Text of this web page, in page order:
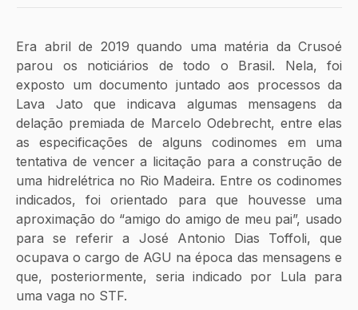
Era abril de 2019 quando uma matéria da Crusoé
parou os noticiários de todo o Brasil. Nela, foi
exposto um documento juntado aos processos da
Lava Jato que indicava algumas mensagens da
delação premiada de Marcelo Odebrecht, entre elas
as especificações de alguns codinomes em uma
tentativa de vencer a licitação para a construção de
uma hidrelétrica no Rio Madeira. Entre os codinomes
indicados, foi orientado para que houvesse uma
aproximação do “amigo do amigo de meu pai”, usado
para se referir a José Antonio Dias Toffoli, que
ocupava o cargo de AGU na época das mensagens e
que, posteriormente, seria indicado por Lula para
uma vaga no STF.